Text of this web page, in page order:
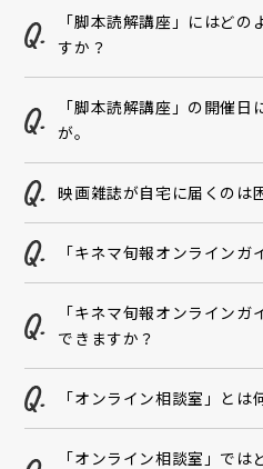
「脚本読解講座」にはど
すか？
「脚本読解講座」の開催
が。
映画雑誌が自宅に届くのは
「キネマ旬報オンラインガ
「キネマ旬報オンライン
できますか？
「オンライン相談室」とは
「オンライン相談室」で